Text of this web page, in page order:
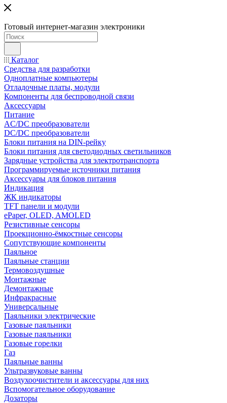
Готовый интернет-магазин электроники
Каталог
Средства для разработки
Одноплатные компьютеры
Отладочные платы, модули
Компоненты для беспроводной связи
Аксессуары
Питание
AC/DC преобразователи
DC/DC преобразователи
Блоки питания на DIN-рейку
Блоки питания для светодиодных светильников
Зарядные устройства для электротранспорта
Программируемые источники питания
Аксессуары для блоков питания
Индикация
ЖК индикаторы
TFT панели и модули
ePaper, OLED, AMOLED
Резистивные сенсоры
Проекционно-ёмкостные сенсоры
Сопутствующие компоненты
Паяльное
Паяльные станции
Термовоздушные
Монтажные
Демонтажные
Инфракрасные
Универсальные
Паяльники электрические
Газовые паяльники
Газовые паяльники
Газовые горелки
Газ
Паяльные ванны
Ультразвуковые ванны
Воздухоочистители и аксессуары для них
Вспомогательное оборудование
Дозаторы